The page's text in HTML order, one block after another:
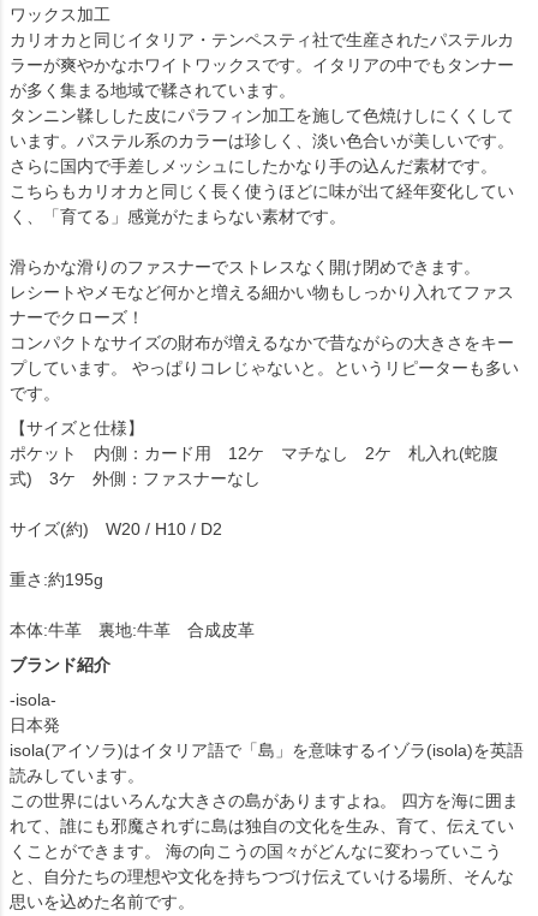
ワックス加工
カリオカと同じイタリア・テンペスティ社で生産されたパステルカ
ラーが爽やかなホワイトワックスです。イタリアの中でもタンナー
が多く集まる地域で鞣されています。
タンニン鞣しした皮にパラフィン加工を施して色焼けしにくくして
います。パステル系のカラーは珍しく、淡い色合いが美しいです。
さらに国内で手差しメッシュにしたかなり手の込んだ素材です。
こちらもカリオカと同じく長く使うほどに味が出て経年変化してい
く、「育てる」感覚がたまらない素材です。
滑らかな滑りのファスナーでストレスなく開け閉めできます。
レシートやメモなど何かと増える細かい物もしっかり入れてファス
ナーでクローズ！
コンパクトなサイズの財布が増えるなかで昔ながらの大きさをキー
プしています。 やっぱりコレじゃないと。というリピーターも多い
です。
【サイズと仕様】
ポケット 内側：カード用 12ケ マチなし 2ケ 札入れ(蛇腹
式) 3ケ 外側：ファスナーなし
サイズ(約) W20 / H10 / D2
重さ:約195g
本体:牛革 裏地:牛革 合成皮革
ブランド紹介
-isola-
日本発
isola(アイソラ)はイタリア語で「島」を意味するイゾラ(isola)を英語
読みしています。
この世界にはいろんな大きさの島がありますよね。 四方を海に囲ま
れて、誰にも邪魔されずに島は独自の文化を生み、育て、伝えてい
くことができます。 海の向こうの国々がどんなに変わっていこう
と、自分たちの理想や文化を持ちつづけ伝えていける場所、そんな
思いを込めた名前です。